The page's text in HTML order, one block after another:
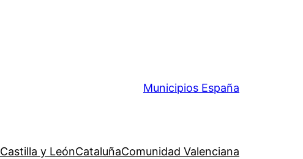
Municipios España
Castilla y LeónCataluñaComunidad Valenciana